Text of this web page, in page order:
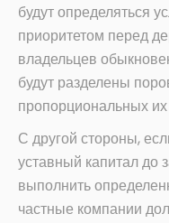
будут определяться
приоритетом перед
владельцев
будут разделены
пропорциональных
С другой стороны,
уставный капитал до
выполнить
частные компании